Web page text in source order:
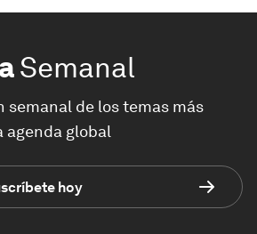
Semanal
semanal de los temas más
agenda global
hoy